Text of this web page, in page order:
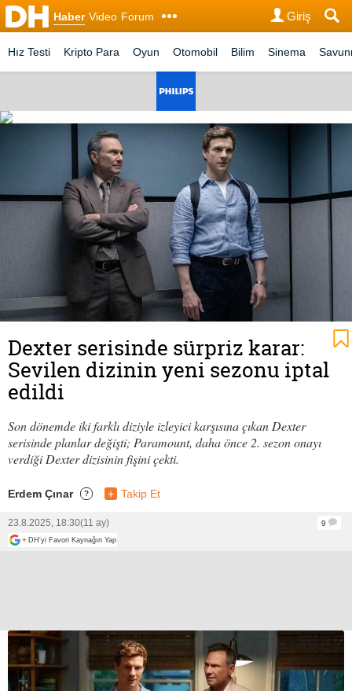
Haber Video Forum Giriş
Hız Testi Kripto Para Oyun Otomobil Bilim Sinema
Dexter serisinde sürpriz karar:
Sevilen dizinin yeni sezonu iptal
edildi
Son dönemde iki farklı diziyle izleyici karşısına çıkan Dexter
serisinde planlar değişti; Paramount, daha önce 2. sezon onayı
verdiği Dexter dizisinin fişini çekti.
Erdem Çınar ? + Takip Et
23.8.2025, 18:30(11 ay)
9
+ DH'yi Favori Kaynağın Yap